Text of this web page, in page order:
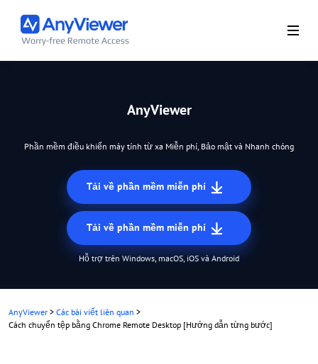
AnyViewer
Phần mềm điều khiển máy tính từ xa Miễn phí, Bảo mật và Nhanh chóng
Tải về phần mềm miễn phí
Tải về phần mềm miễn phí
Hỗ trợ trên Windows, macOS, iOS và Android
AnyViewer > Các bài viết liên quan >
Cách chuyển tệp bằng Chrome Remote Desktop [Hướng dẫn từng bước]